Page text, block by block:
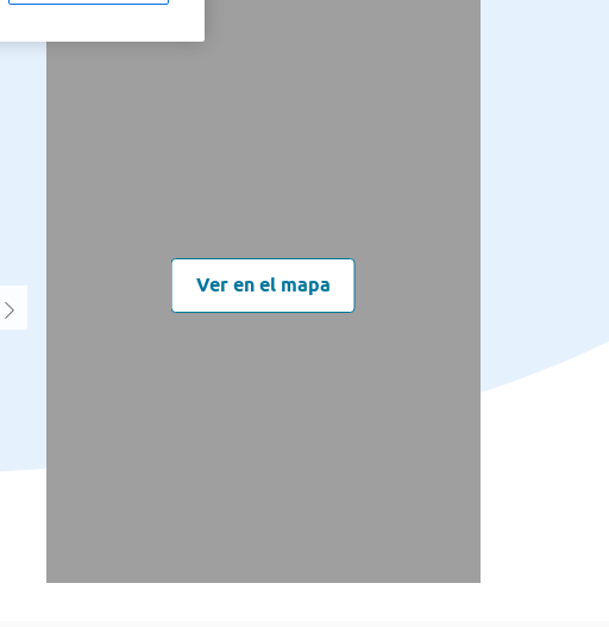
Ver en el mapa